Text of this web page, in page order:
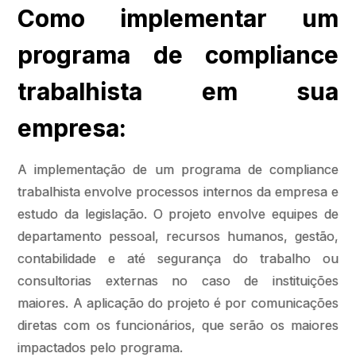
Como implementar um
programa de compliance
trabalhista em sua
empresa:
A implementação de um programa de compliance
trabalhista envolve processos internos da empresa e
estudo da legislação. O projeto envolve equipes de
departamento pessoal, recursos humanos, gestão,
contabilidade e até segurança do trabalho ou
consultorias externas no caso de instituições
maiores. A aplicação do projeto é por comunicações
diretas com os funcionários, que serão os maiores
impactados pelo programa.